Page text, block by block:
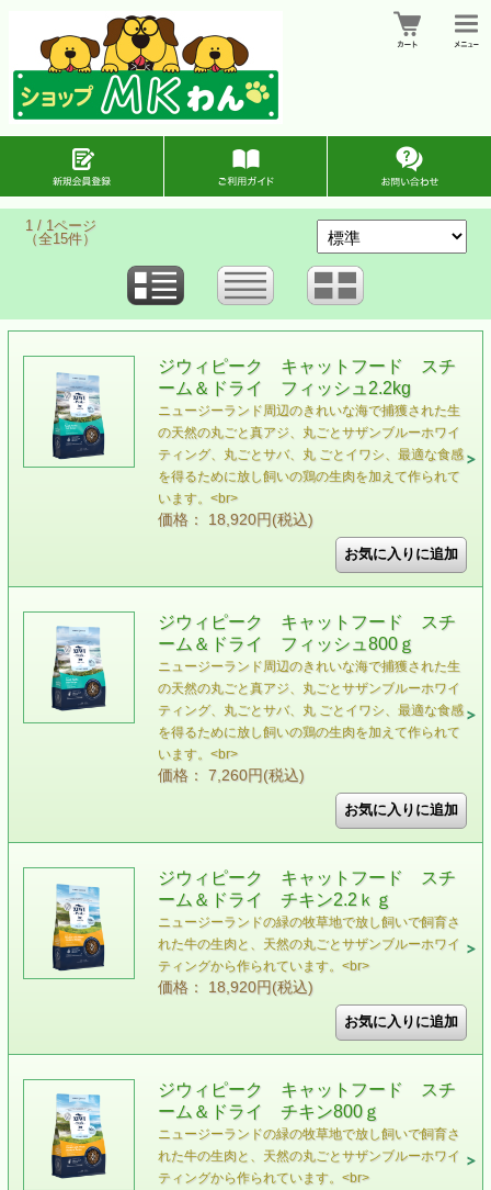
1 / 1ページ
（全15件）
ジウィピーク キャットフード スチ
ーム＆ドライ フィッシュ2.2kg
ニュージーランド周辺のきれいな海で捕獲された⽣
の天然の丸ごと真アジ、丸ごとサザンブルーホワイ
ティング、丸ごとサバ、丸 ごとイワシ、最適な⾷感
を得るために放し飼いの鶏の⽣⾁を加えて作られて
います。<br>
価格： 18,920円(税込)
ジウィピーク キャットフード スチ
ーム＆ドライ フィッシュ800ｇ
ニュージーランド周辺のきれいな海で捕獲された⽣
の天然の丸ごと真アジ、丸ごとサザンブルーホワイ
ティング、丸ごとサバ、丸 ごとイワシ、最適な⾷感
を得るために放し飼いの鶏の⽣⾁を加えて作られて
います。<br>
価格： 7,260円(税込)
ジウィピーク キャットフード スチ
ーム＆ドライ チキン2.2ｋｇ
ニュージーランドの緑の牧草地で放し飼いで飼育さ
れた⽜の⽣⾁と、天然の丸ごとサザンブルーホワイ
ティングから作られています。<br>
価格： 18,920円(税込)
ジウィピーク キャットフード スチ
ーム＆ドライ チキン800ｇ
ニュージーランドの緑の牧草地で放し飼いで飼育さ
れた⽜の⽣⾁と、天然の丸ごとサザンブルーホワイ
ティングから作られています。<br>